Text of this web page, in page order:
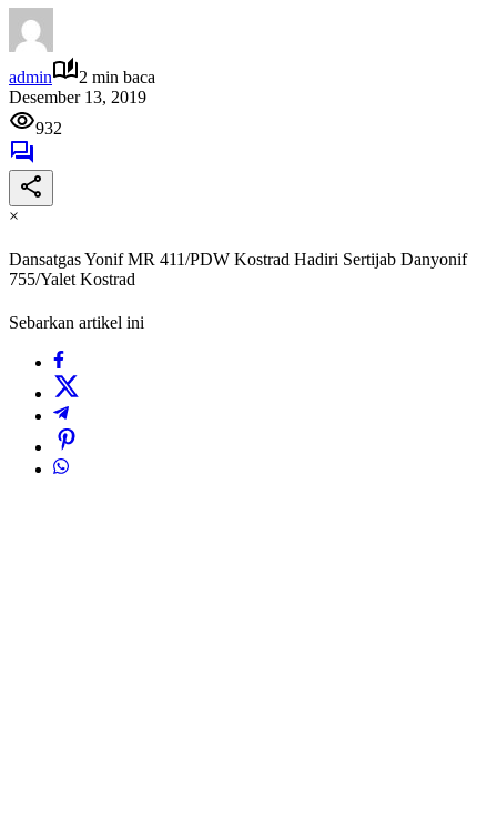
admin
2 min baca
Desember 13, 2019
932
×
Dansatgas Yonif MR 411/PDW Kostrad Hadiri Sertijab Danyonif
755/Yalet Kostrad
Sebarkan artikel ini